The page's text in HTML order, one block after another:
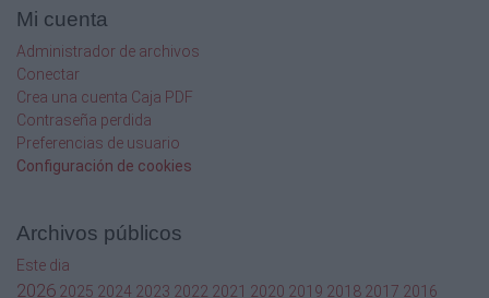
presente
Decreto será imputado a la partida
correspondiente.Articulo: 3º
COMUNÍQUESE, publíquese, dese copia a la
oficina de
Personal, a Contaduría, al Registro Municipal y
ARCHÍVESE.
Página 2 de 49
DADO EN EL DEPARTAMENTO EJECUTIVO DE
Mi cuenta
Administrador de archivos
Conectar
Crea una cuenta Caja PDF
Contraseña perdida
Preferencias de usuario
Configuración de cookies
Archivos públicos
Este dia
2026 2025 2024 2023 2022 2021 2020 2019 2018 2017 2016